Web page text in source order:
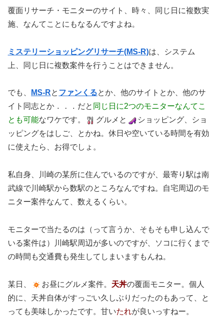
覆面リサーチ・モニターのサイト、時々、同じ日に複数実
施、なんてことにもなるんですよね。
ミステリーショッピングリサーチ(MS-R)は、システム
上、同じ日に複数案件を行うことはできません。
でも、 MS-Rと ファンくるとか、他のサイトとか、他のサ
イト同志とか．．．だと 同じ日に2つのモニターなんてこ
とも可能なワケです。 グルメと
ショッピング、ショ
ッピングをはしご、とかね。休日や空いている時間を有効
に使えたら、お得でしょ。
私自身、川崎の某所に住んでいるのですが、最寄り駅は南
武線で川崎駅から数駅のところなんですね。自宅周辺のモ
ニター案件なんて、数えるくらい。
モニターで当たるのは（って言うか、そもそも申し込んで
いる案件は）川崎駅周辺が多いのですが、ソコに行くまで
の時間も交通費も発生してしまいますもんね。
某日、 お昼にグルメ案件。 天丼の覆面モニター。個人
的に、天丼自体がすっごい久しぶりだったのもあって、と
っても美味しかったです。甘いたれが良いっすねー。